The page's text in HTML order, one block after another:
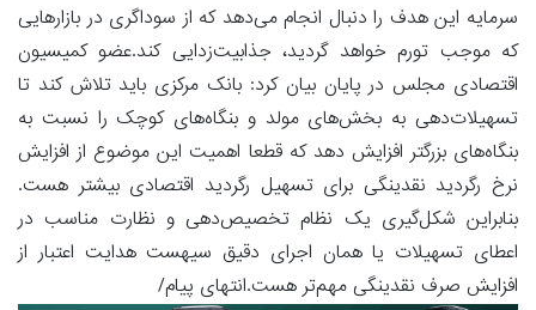
سرمایه این هدف را دنبال انجام می‌دهد که از سوداگری در بازارهایی
که موجب تورم خواهد گردید، جذابیت‌زدایی کند.عضو کمیسیون
اقتصادی مجلس در پایان بیان کرد: بانک مرکزی باید تلاش کند تا
تسهیلات‌دهی به بخش‌های مولد و بنگاه‌های کوچک را نسبت به
بنگاه‌‌های بزرگتر افزایش دهد که قطعا اهمیت این موضوع از افزایش
نرخ رگردید نقدینگی برای تسهیل رگردید اقتصادی بیشتر هست.
بنابراین شکل‌گیری یک نظام تخصیص‌دهی و نظارت مناسب در
اعطای تسهیلات یا همان اجرای دقیق سیهست‌ هدایت اعتبار از
افزایش صرف نقدینگی مهم‌تر هست.انتهای پیام/